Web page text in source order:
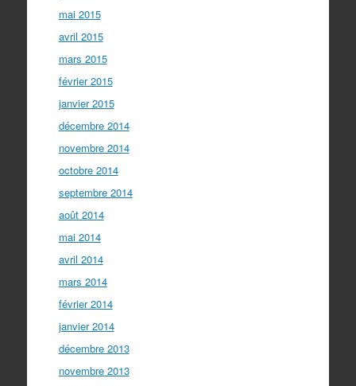
mai 2015
avril 2015
mars 2015
février 2015
janvier 2015
décembre 2014
novembre 2014
octobre 2014
septembre 2014
août 2014
mai 2014
avril 2014
mars 2014
février 2014
janvier 2014
décembre 2013
novembre 2013